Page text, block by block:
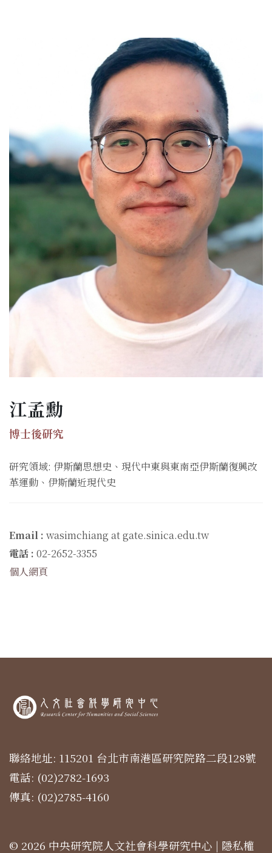
江孟勳
博士後研究
研究領域: 伊斯蘭思想史、現代中東與東南亞伊斯蘭復興改
革運動、伊斯蘭近現代史
Email : wasimchiang at gate.sinica.edu.tw
電話 : 02-2652-3355
個人網頁
聯絡地址: 115201 台北市南港區研究院路二段128號
電話: (02)2782-1693
傳真: (02)2785-4160
© 2026 中央研究院人文社會科學研究中心 | 隱私權